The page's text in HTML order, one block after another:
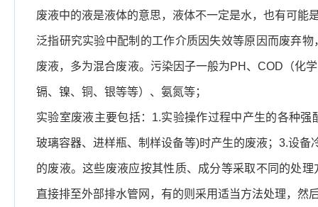
废液中的液是液体的意思，液体不一定是水，也有可能
泛指研究实验中配制的工作介质因失效等原因而废弃
废液，多为混合废液。污染因子一般为PH、COD（化
镉、镍、铜、银等等）、氨氮等；
实验室废液主要包括：1.实验操作过程中产生的各种
玻璃容器、进样瓶、制样设备等)时产生的废液；3.设
的废液。这些废液应按其性质、成分等采取不同的处
直接排至外部排水管网，有的则采用适当方法处理，然